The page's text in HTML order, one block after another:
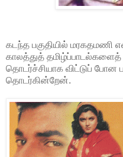
கடந்த பகுதியில் மரகதமணி
காலத்துத்
தொடர்ச்சியாக விட்டுப் போன
தொடர்கின்றேன்.